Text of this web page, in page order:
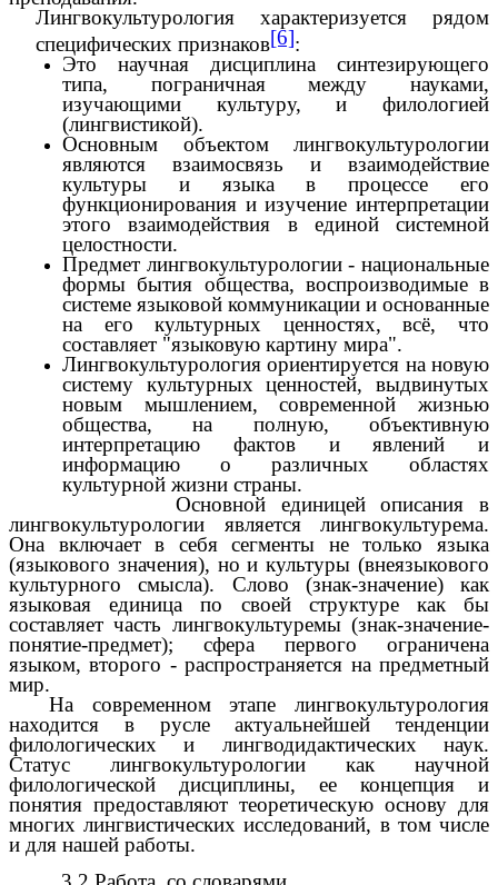
Лингвокультурология характеризуется рядом
специфических признаков[6]:
Это научная дисциплина синтезирующего
типа, пограничная между науками,
изучающими культуру, и филологией
(лингвистикой).
Основным объектом лингвокультурологии
являются взаимосвязь и взаимодействие
культуры и языка в процессе его
функционирования и изучение интерпретации
этого взаимодействия в единой системной
целостности.
Предмет лингвокультурологии - национальные
формы бытия общества, воспроизводимые в
системе языковой коммуникации и основанные
на его культурных ценностях, всё, что
составляет "языковую картину мира".
Лингвокультурология ориентируется на новую
систему культурных ценностей, выдвинутых
новым мышлением, современной жизнью
общества, на полную, объективную
интерпретацию фактов и явлений и
информацию о различных областях
культурной жизни страны.
Основной единицей описания в
лингвокультурологии является лингвокультурема.
Она включает в себя сегменты не только языка
(языкового значения), но и культуры (внеязыкового
культурного смысла). Слово (знак-значение) как
языковая единица по своей структуре как бы
составляет часть лингвокультуремы (знак-значение-
понятие-предмет); сфера первого ограничена
языком, второго - распространяется на предметный
мир.
На современном этапе лингвокультурология
находится в русле актуальнейшей тенденции
филологических и лингводидактических наук.
Статус лингвокультурологии как научной
филологической дисциплины, ее концепция и
понятия предоставляют теоретическую основу для
многих лингвистических исследований, в том числе
и для нашей работы.